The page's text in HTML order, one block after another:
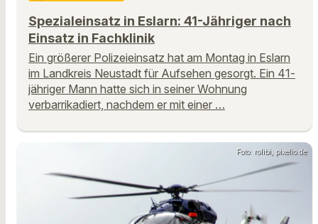
Spezialeinsatz in Eslarn: 41-Jähriger nach
Einsatz in Fachklinik
Ein größerer Polizeieinsatz hat am Montag in Eslarn
im Landkreis Neustadt für Aufsehen gesorgt. Ein 41-
jähriger Mann hatte sich in seiner Wohnung
verbarrikadiert, nachdem er mit einer …
Foto: rolibi, pixelio.de